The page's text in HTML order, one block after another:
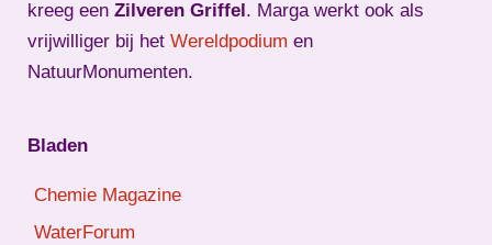
kreeg een Zilveren Griffel. Marga werkt ook als
vrijwilliger bij het Wereldpodium en
NatuurMonumenten.
Bladen
Chemie Magazine
WaterForum